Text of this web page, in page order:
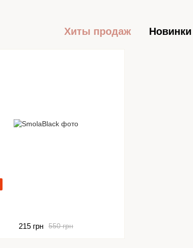
Хиты продаж Новинки
550 грн
215 грн